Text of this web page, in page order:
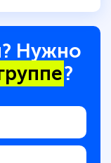
Нужно
?